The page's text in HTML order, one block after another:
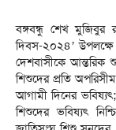
বঙ্গবন্ধু শেখ মুজিবুর
দিবস-২০২৪’ উপলক্ষে
দেশবাসীকে আন্তরিক
শিশুদের প্রতি
আগামী দিনের
শিশুদের ভবিষ্যৎ